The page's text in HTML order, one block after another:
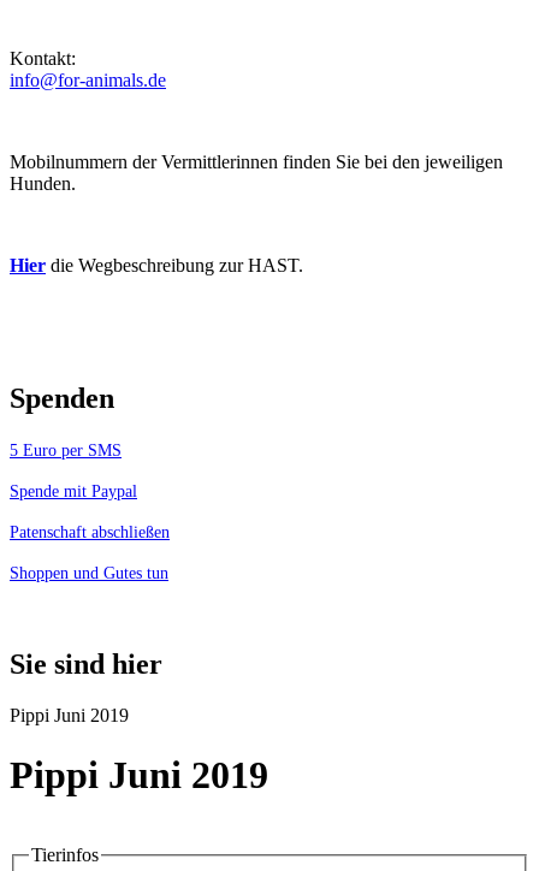
Kontakt:
info@for-animals.de
Mobilnummern der Vermittlerinnen finden Sie bei den jeweiligen
Hunden.
Hier die Wegbeschreibung zur HAST.
Spenden
5 Euro per SMS
Spende mit Paypal
Patenschaft abschließen
Shoppen und Gutes tun
Sie sind hier
Pippi Juni 2019
Pippi Juni 2019
Tierinfos